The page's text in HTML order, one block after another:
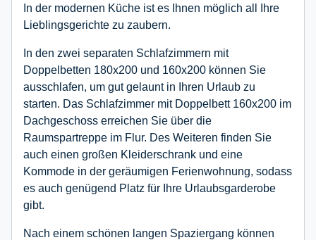
In der modernen Küche ist es Ihnen möglich all Ihre
Lieblingsgerichte zu zaubern.
In den zwei separaten Schlafzimmern mit
Doppelbetten 180x200 und 160x200 können Sie
ausschlafen, um gut gelaunt in Ihren Urlaub zu
starten. Das Schlafzimmer mit Doppelbett 160x200 im
Dachgeschoss erreichen Sie über die
Raumspartreppe im Flur. Des Weiteren finden Sie
auch einen großen Kleiderschrank und eine
Kommode in der geräumigen Ferienwohnung, sodass
es auch genügend Platz für Ihre Urlaubsgarderobe
gibt.
Nach einem schönen langen Spaziergang können